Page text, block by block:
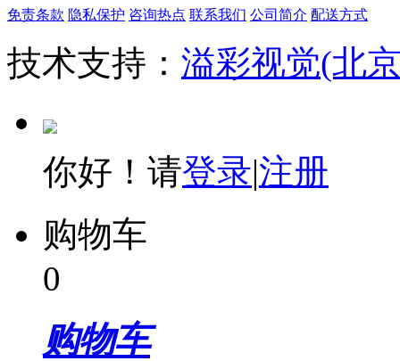
免责条款 隐私保护 咨询热点 联系我们 公司简介 配送方式
技术支持： 溢彩视觉(北
你好！请登录|注册
购物车
0
购物车